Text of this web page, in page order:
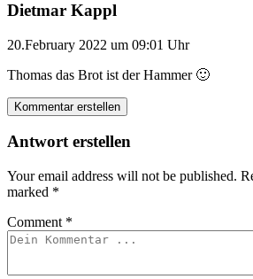
Dietmar Kappl
20.February 2022 um 09:01 Uhr
Thomas das Brot ist der Hammer 🙂
Kommentar erstellen
Antwort erstellen
Your email address will not be published.
marked *
Comment *